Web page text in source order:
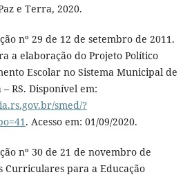
e Terra, 2020.
nº 29 de 12 de setembro de 2011.
a elaboração do Projeto Político
Escolar no Sistema Municipal de
RS. Disponível em:
smed/?
. Acesso em: 01/09/2020.
nº 30 de 21 de novembro de
Curriculares para a Educação